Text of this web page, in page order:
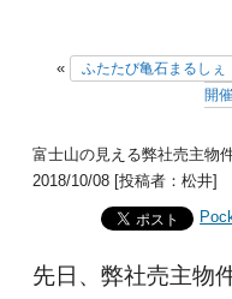
« ふたたび亀石まるしぇ
開
富士山の見える弊社売主物
2018/10/08 [投稿者：松井]
先日、弊社売主物